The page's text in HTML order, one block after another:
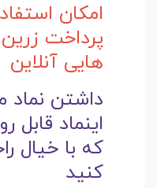
امکان
پرداخت
هایی آنلاین
داشتن نماد
اینماد
که با خیال
کنید